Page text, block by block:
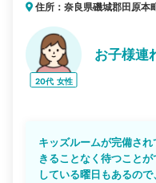
住所：奈良県磯城郡田原本
20代 女性
お子様連
キッズルームが完備さ
きることなく待つこと
している曜日もあるの